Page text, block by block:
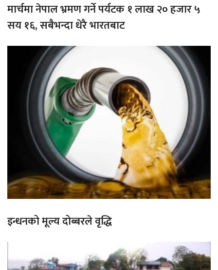
मार्चमा नेपाल भ्रमण गर्ने पर्यटक १ लाख २० हजार ५
सय १६, सबैभन्दा धेरै भारतबाट
इन्धनको मूल्य दोब्बरले वृद्धि